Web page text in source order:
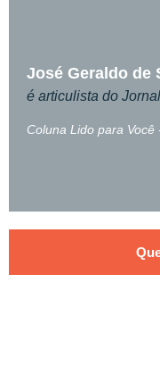
Coluna Lido para
José Geraldo de
é articulista do